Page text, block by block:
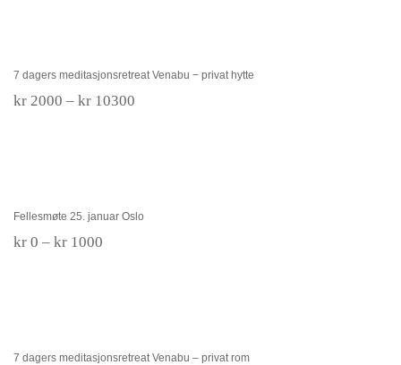
7 dagers meditasjonsretreat Venabu − privat hytte
kr2000 – kr10300Prisområde:
Fellesmøte 25. januar Oslo
kr0 – kr1000Prisområde:
7 dagers meditasjonsretreat Venabu – privat rom